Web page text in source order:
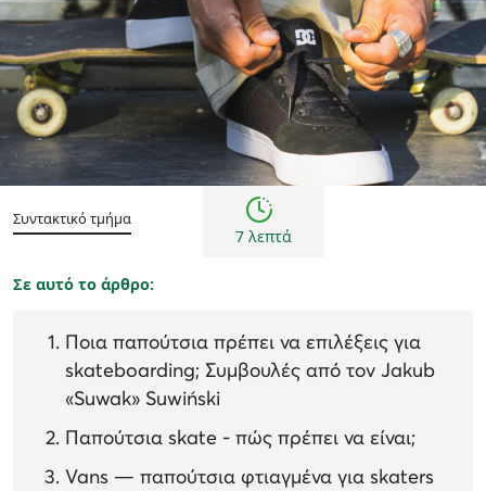
Συμβουλές
Συντακτικό τμήμα
7 λεπτά
Σε αυτό το άρθρο:
Ποια παπούτσια πρέπει να επιλέξεις για
skateboarding; Συμβουλές από τον Jakub
«Suwak» Suwiński
Παπούτσια skate - πώς πρέπει να είναι;
Vans — παπούτσια φτιαγμένα για skaters